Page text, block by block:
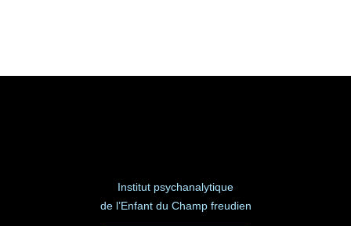
Institut psychanalytique
de l’Enfant du Champ freudien